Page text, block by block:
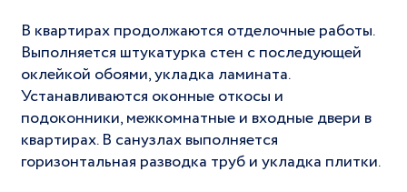
В квартирах продолжаются отделочные работы.
Выполняется штукатурка стен с последующей
оклейкой обоями, укладка ламината.
Устанавливаются оконные откосы и
подоконники, межкомнатные и входные двери в
квартирах. В санузлах выполняется
горизонтальная разводка труб и укладка плитки.